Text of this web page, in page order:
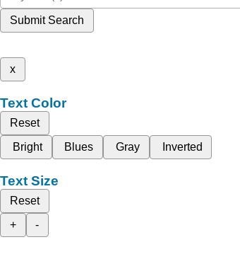
Submit Search
x
Text Color
Reset
Bright
Blues Gray Inverted
Text Size
Reset
+
-